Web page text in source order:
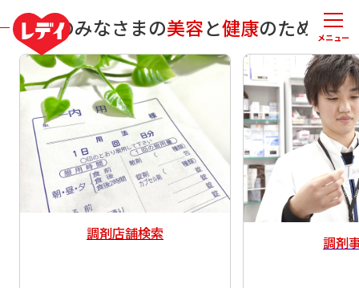
メニュー
地域のみなさまの美容と健康のために
調剤店舗検索
調剤